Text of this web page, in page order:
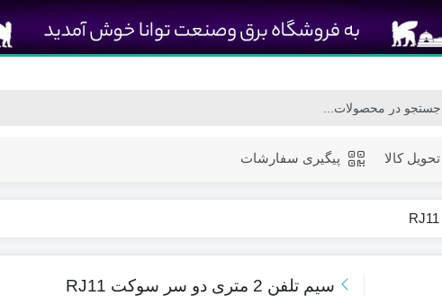
تحویل کالا پیگیری سفارشات
سیم تلفن 2 متری دو سر سوکت RJ11